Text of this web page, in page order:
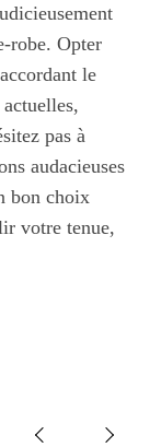
robe. Opter
le
pas à
audacieuses
bon choix
votre tenue,